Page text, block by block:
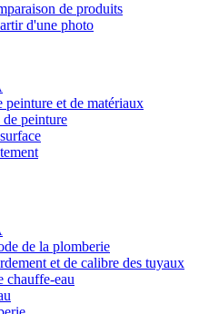
de produits
d'une photo
et de matériaux
peinture
de la plomberie
et de calibre des tuyaux
chauffe-eau